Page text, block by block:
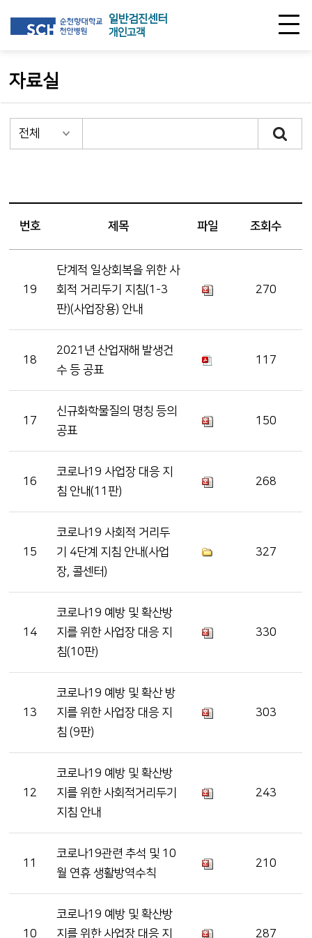
일반검진센터
개인고객
자료실
번호 제목 파일 조회수
19
단계적 일상회복을 위한 사
회적 거리두기 지침(1-3
판)(사업장용) 안내
270
18
2021년 산업재해 발생건
수 등 공표
117
17
신규화학물질의 명칭 등의
공표
150
16
코로나19 사업장 대응 지
침 안내(11판)
268
15
코로나19 사회적 거리두
기 4단계 지침 안내(사업
장, 콜센터)
327
14
코로나19 예방 및 확산방
지를 위한 사업장 대응 지
침(10판)
330
13
코로나19 예방 및 확산 방
지를 위한 사업장 대응 지
침 (9판)
303
12
코로나19 예방 및 확산방
지를 위한 사회적거리두기
지침 안내
243
11
코로나19관련 추석 및 10
월 연휴 생활방역수칙
210
10
코로나19 예방 및 확산방
지를 위한 사업장 대응 지
287